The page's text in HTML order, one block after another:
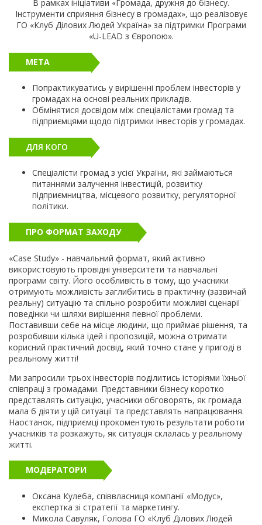
В рамках ініціативи «Громада, дружня до бізнесу.
Інструменти сприяння бізнесу в громадах», що реалізовує
ГО «Клуб Ділових Людей Україна» за підтримки Програми
«U-LEAD з Європою».
МЕТА
Попрактикуватись у вирішенні проблем інвесторів у
громадах на основі реальних прикладів.
Обмінятися досвідом між спеціалістами громад та
підприємцями щодо підтримки інвесторів у громадах.
ДЛЯ КОГО
Спеціалісти громад з усієї України, які займаються
питаннями залучення інвестицій, розвитку
підприємництва, місцевого розвитку, регуляторної
політики.
ПРО ФОРМАТ ЗАХОДУ
«Case Study» - навчальний формат, який активно
використовують провідні університети та навчальні
програми світу. Його особливість в тому, що учасники
отримують можливість заглибитись в практичну (зазвичай
реальну) ситуацію та спільно розробити можливі сценарії
поведінки чи шляхи вирішення певної проблеми.
Поставивши себе на місце людини, що приймає рішення, та
розробивши кілька ідей і пропозицій, можна отримати
корисний практичний досвід, який точно стане у пригоді в
реальному житті!
Ми запросили трьох інвесторів поділитись історіями їхньої
співпраці з громадами. Представники бізнесу коротко
представлять ситуацію, учасники обговорять, як громада
мала б діяти у цій ситуації та представлять напрацювання.
Наостанок, підприємці прокоментують результати роботи
учасників та розкажуть, як ситуація склалась у реальному
житті.
МОДЕРАТОРИ
Оксана Кулеба, співвласниця компанії «Модус»,
експертка зі стратегії та маркетингу.
Микола Савуляк, Голова ГО «Клуб Ділових Людей